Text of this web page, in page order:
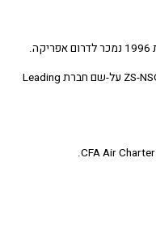
ב-8 באוקטובר 1996 נרשם תחת אות קריאה ZS-NSO על-שם חברת Leading